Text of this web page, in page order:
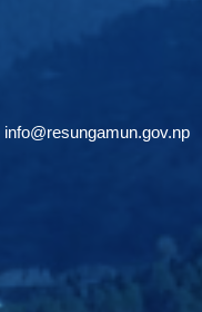
info@resungamun.gov.np